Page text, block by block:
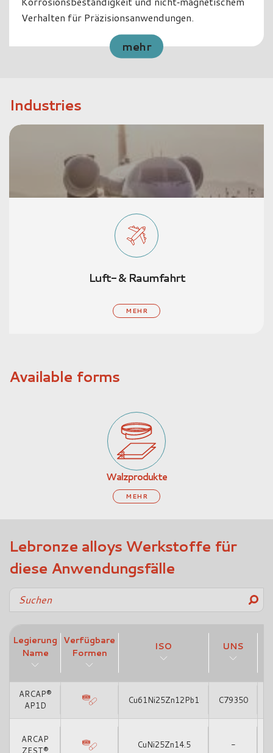
Präzisionsanwendungen.
mehr
Industries
Elektronik
Available forms
Walzprodukte
MEHR
Lebronze alloys Werkstoffe für
diese Anwendungsfälle
Legierung
Name
Verfügbare
Formen
ISO UNS
ARCAP®
AP1D
Cu61Ni25Zn12Pb1 C79350
ARCAP
ZEST®
CuNi25Zn14.5 -